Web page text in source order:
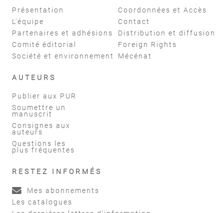
Présentation
L'équipe
Partenaires et adhésions
Comité éditorial
Société et environnement
Coordonnées et Accès
Contact
Distribution et diffusion
Foreign Rights
Mécénat
AUTEURS
Publier aux PUR
Soumettre un
manuscrit
Consignes aux
auteurs
Questions les
plus fréquentes
RESTEZ INFORMÉS
Mes abonnements
Les catalogues